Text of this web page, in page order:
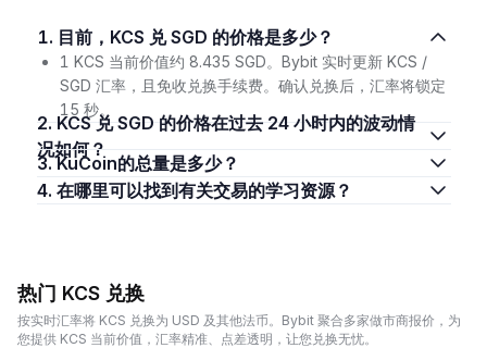
1. 目前，KCS 兑 SGD 的价格是多少？
1 KCS 当前价值约 8.435 SGD。Bybit 实时更新 KCS /
SGD 汇率，且免收兑换手续费。确认兑换后，汇率将锁定
15 秒。
2. KCS 兑 SGD 的价格在过去 24 小时内的波动情
况如何？
3. KuCoin的总量是多少？
4. 在哪里可以找到有关交易的学习资源？
热门 KCS 兑换
按实时汇率将 KCS 兑换为 USD 及其他法币。Bybit 聚合多家做市商报价，为
您提供 KCS 当前价值，汇率精准、点差透明，让您兑换无忧。